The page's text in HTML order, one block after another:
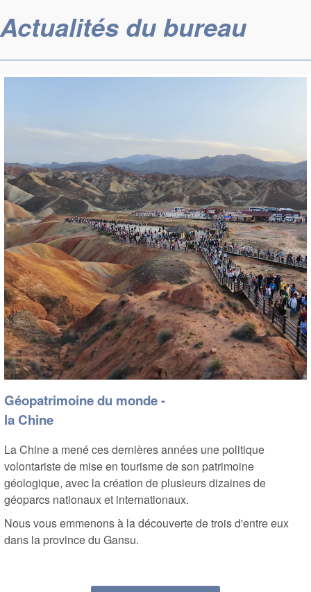
Actualités du bureau
Géopatrimoine du monde -
la Chine
La Chine a mené ces dernières années une politique
volontariste de mise en tourisme de son patrimoine
géologique, avec la création de plusieurs dizaines de
géoparcs nationaux et internationaux.
Nous vous emmenons à la découverte de trois d'entre eux
dans la province du Gansu.